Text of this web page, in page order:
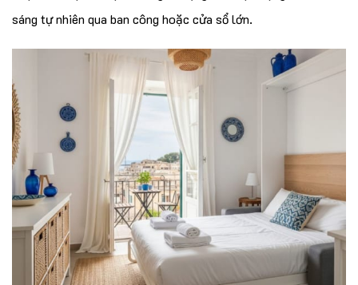
sáng tự nhiên qua ban công hoặc cửa sổ lớn.